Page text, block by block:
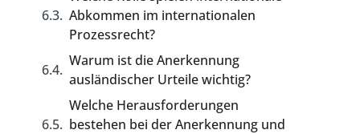
Abkommen im internationalen
Prozessrecht?
Warum ist die Anerkennung
ausländischer Urteile wichtig?
Welche Herausforderungen
bestehen bei der Anerkennung und